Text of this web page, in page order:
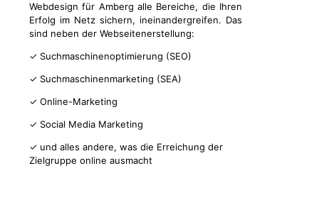
Webdesign für Amberg alle Bereiche, die Ihren
Erfolg im Netz sichern, ineinandergreifen. Das
sind neben der Webseitenerstellung:
✓ Suchmaschinenoptimierung (SEO)
✓ Suchmaschinenmarketing (SEA)
✓ Online-Marketing
✓ Social Media Marketing
✓ und alles andere, was die Erreichung der
Zielgruppe online ausmacht